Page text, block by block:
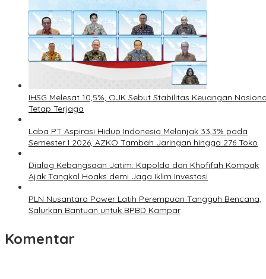
IHSG Melesat 10,5%, OJK Sebut Stabilitas Keuangan
Tetap Terjaga
Laba PT Aspirasi Hidup Indonesia Melonjak 33,3% pada
Semester I 2026, AZKO Tambah Jaringan hingga 276 Toko
Dialog Kebangsaan Jatim: Kapolda dan Khofifah Kompak
Ajak Tangkal Hoaks demi Jaga Iklim Investasi
PLN Nusantara Power Latih Perempuan Tangguh Bencana,
Salurkan Bantuan untuk BPBD Kampar
Komentar